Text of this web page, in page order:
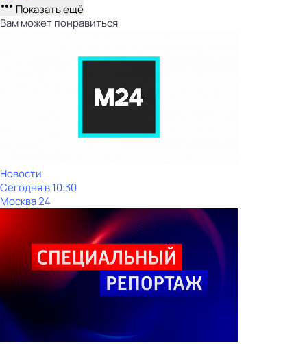
Показать ещё
Вам может понравиться
Новости
Сегодня в 10:30
Москва 24